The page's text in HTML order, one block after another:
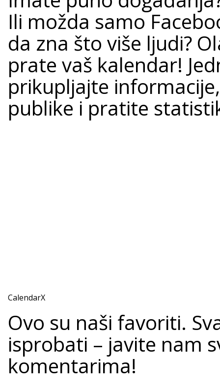
Ili možda samo
da zna što više ljudi?
prate vaš kalendar!
prikupljajte
publike i pratite
CalendarX
Ovo su naši favoriti.
isprobati – javite nam
komentarima!